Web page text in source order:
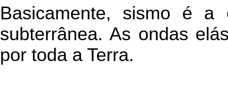
Basicamente, sismo é a
subterrânea. As ondas
por toda a Terra.